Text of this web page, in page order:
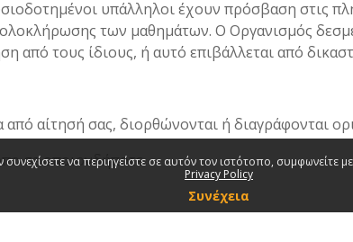
υπάλληλοι έχουν πρόσβαση στις
των μαθημάτων. Ο Οργανισμός
από τους ίδιους, ή αυτό επιβάλλεται από
αίτησή σας, διορθώνονται ή διαγράφονται
σε οποιονδήποτε.
συνεχίσετε να περιηγείστε σε αυτόν τον ιστότοπο, συμφωνείτε με
Privacy Policy
Συνέχεια